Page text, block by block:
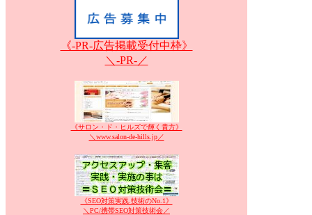
《-PR-広告掲載受付中枠》
＼-PR-／
《サロン・ド・ヒルズで輝く貴方》
＼www.salon-de-hills.jp／
《SEO対策実践.技術のNo.1》
＼PC/携帯SEO対策技術会／